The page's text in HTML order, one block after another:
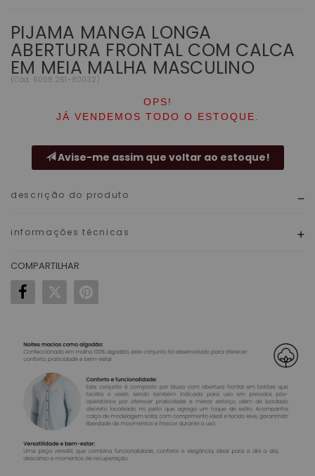
PIJAMA MANGA LONGA
ABERTURA FRONTAL COM CALCA
EM MEIA MALHA MASCULINO
(Cód. 6008.261-80032)
OPS!
JÁ VENDEMOS TODO O ESTOQUE.
Avise-me assim que voltar ao estoque!
descrição do produto
informações técnicas
COMPARTILHAR